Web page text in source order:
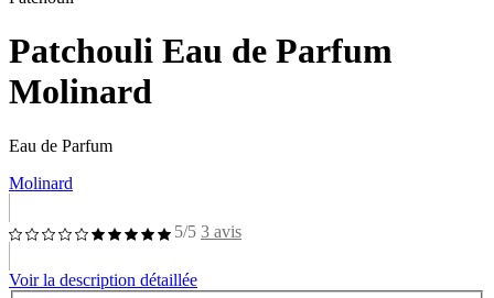
Patchouli Eau de Parfum
Molinard
Eau de Parfum
Molinard
5/5 3 avis
Voir la description détaillée